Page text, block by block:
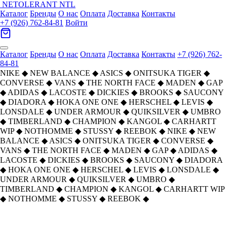
NETOLERANT NTL
Каталог Бренды О нас Оплата Доставка Контакты
+7 (926) 762-84-81 Войти
Каталог Бренды О нас Оплата Доставка Контакты +7 (926) 762-
84-81
NIKE ◆ NEW BALANCE ◆ ASICS ◆ ONITSUKA TIGER ◆
CONVERSE ◆ VANS ◆ THE NORTH FACE ◆ MADEN ◆ GAP
◆ ADIDAS ◆ LACOSTE ◆ DICKIES ◆ BROOKS ◆ SAUCONY
◆ DIADORA ◆ HOKA ONE ONE ◆ HERSCHEL ◆ LEVIS ◆
LONSDALE ◆ UNDER ARMOUR ◆ QUIKSILVER ◆ UMBRO
◆ TIMBERLAND ◆ CHAMPION ◆ KANGOL ◆ CARHARTT
WIP ◆ NOTHOMME ◆ STUSSY ◆ REEBOK ◆ NIKE ◆ NEW
BALANCE ◆ ASICS ◆ ONITSUKA TIGER ◆ CONVERSE ◆
VANS ◆ THE NORTH FACE ◆ MADEN ◆ GAP ◆ ADIDAS ◆
LACOSTE ◆ DICKIES ◆ BROOKS ◆ SAUCONY ◆ DIADORA
◆ HOKA ONE ONE ◆ HERSCHEL ◆ LEVIS ◆ LONSDALE ◆
UNDER ARMOUR ◆ QUIKSILVER ◆ UMBRO ◆
TIMBERLAND ◆ CHAMPION ◆ KANGOL ◆ CARHARTT WIP
◆ NOTHOMME ◆ STUSSY ◆ REEBOK ◆